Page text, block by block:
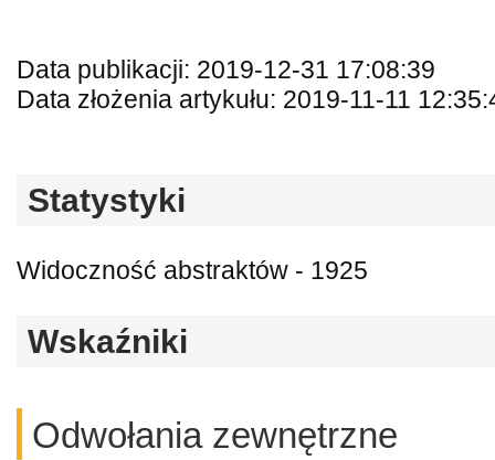
Data publikacji: 2019-12-31 17:08:39
Data złożenia artykułu: 2019-11-11
Statystyki
Widoczność abstraktów - 1925
Wskaźniki
Odwołania zewnętrzne